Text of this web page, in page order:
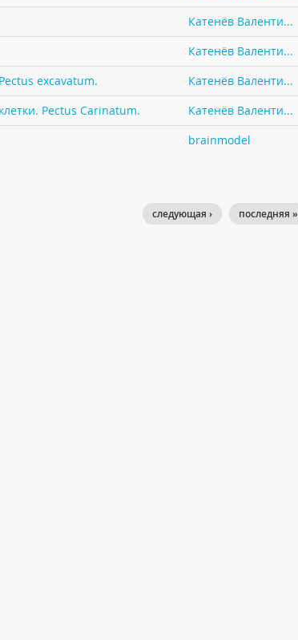
Катенёв Валенти...
Катенёв Валенти...
excavatum.
Катенёв Валенти...
Pectus Carinatum.
Катенёв Валенти...
brainmodel
последняя »
следующая ›